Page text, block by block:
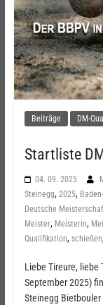
Beiträge DM-
Startliste
04. 09. 2025
Steinegg, 2025,
Deutsche
Meister, Meisterin,
Qualifikation, schießen,
Liebe Tireure, liebe
September 2025)
Steinegg Bietbouler